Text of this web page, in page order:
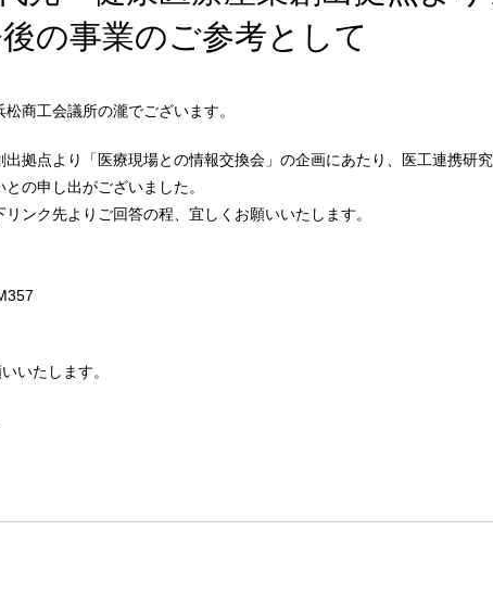
の事業のご参考として
商工会議所の瀧でございます。
拠点より「医療現場との情報交換会」の企画にあたり、医工連携研
との申し出がございました。
ンク先よりご回答の程、宜しくお願いいたします。
いたします。